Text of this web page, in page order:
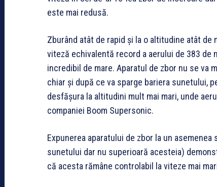
este mai redusă.
Zburând atât de rapid și la o altitudine atât
viteză echivalentă record a aerului de 383 de
incredibil de mare. Aparatul de zbor nu se va
chiar și după ce va sparge bariera sunetului,
desfășura la altitudini mult mai mari, unde
companiei Boom Supersonic.
Expunerea aparatului de zbor la un
sunetului dar nu superioară acesteia)
că acesta rămâne controlabil la viteze mai